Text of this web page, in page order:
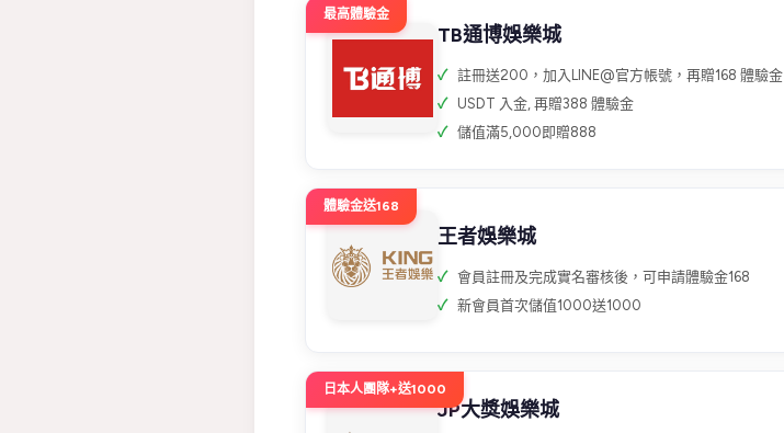
最高體驗金
TB通博娛樂城
註冊送200，加入LINE@官方帳號，再贈168 體驗金
USDT 入金, 再贈388 體驗金
儲值滿5,000即贈888
體驗金送168
王者娛樂城
會員註冊及完成實名審核後，可申請體驗金168
新會員首次儲值1000送1000
日本人團隊+送1000
JP大獎娛樂城